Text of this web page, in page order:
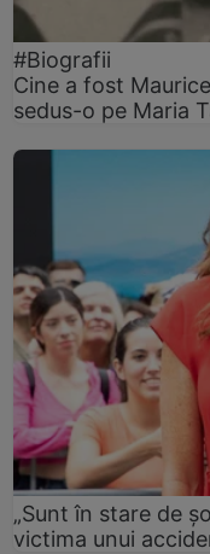
#Biografii
Cine a fost
sedus-o pe Maria
„Sunt în stare de
victima unui